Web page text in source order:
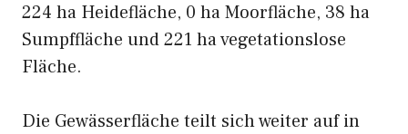
224 ha Heidefläche, 0 ha Moorfläche, 38 ha
Sumpffläche und 221 ha vegetationslose
Fläche.
Die Gewässerfläche teilt sich weiter auf in